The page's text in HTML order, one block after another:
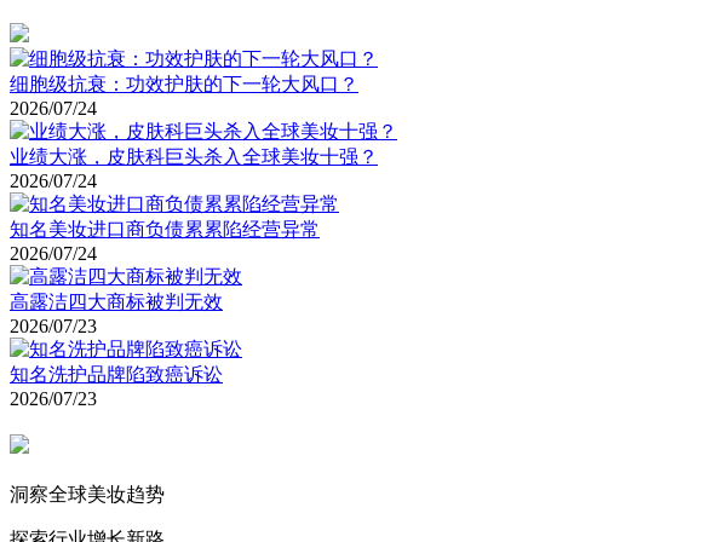
细胞级抗衰：功效护肤的下一轮大风口？
2026/07/24
业绩大涨，皮肤科巨头杀入全球美妆十强？
2026/07/24
知名美妆进口商负债累累陷经营异常
2026/07/24
高露洁四大商标被判无效
2026/07/23
知名洗护品牌陷致癌诉讼
2026/07/23
洞察全球美妆趋势